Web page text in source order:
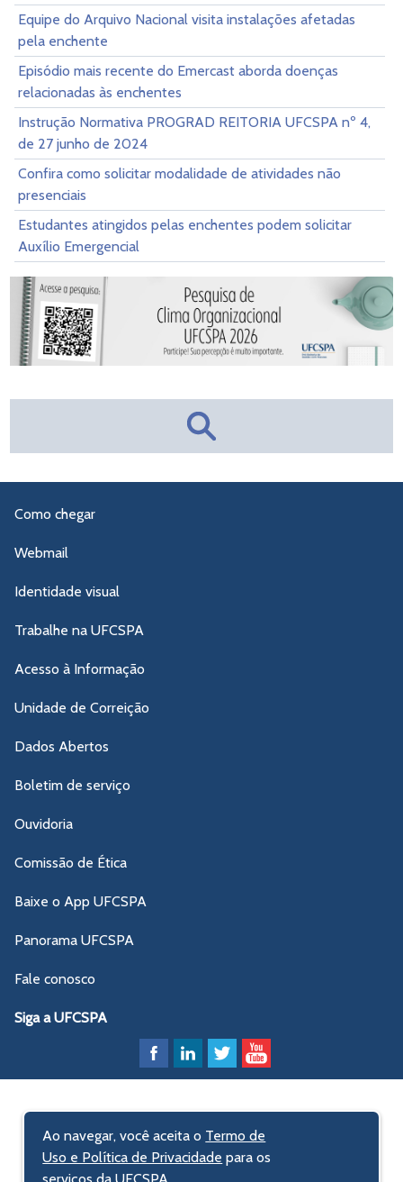
Equipe do Arquivo Nacional visita instalações afetadas
pela enchente
Episódio mais recente do Emercast aborda doenças
relacionadas às enchentes
Instrução Normativa PROGRAD REITORIA UFCSPA nº 4,
de 27 junho de 2024
Confira como solicitar modalidade de atividades não
presenciais
Estudantes atingidos pelas enchentes podem solicitar
Auxílio Emergencial
Como chegar
Webmail
Identidade visual
Trabalhe na UFCSPA
Acesso à Informação
Unidade de Correição
Dados Abertos
Boletim de serviço
Ouvidoria
Comissão de Ética
Baixe o App UFCSPA
Panorama UFCSPA
Fale conosco
Siga a UFCSPA
Ao navegar, você aceita o Termo de
Uso e Política de Privacidade para os